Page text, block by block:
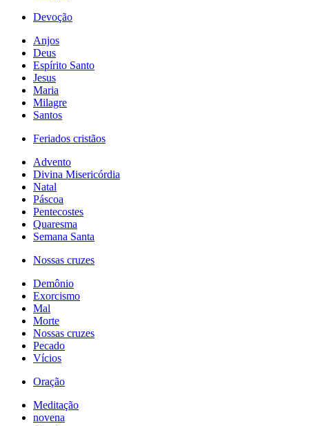
Devoção
Anjos
Deus
Espírito Santo
Jesus
Maria
Milagre
Santos
Feriados cristãos
Advento
Divina Misericórdia
Natal
Páscoa
Pentecostes
Quaresma
Semana Santa
Nossas cruzes
Demônio
Exorcismo
Mal
Morte
Nossas cruzes
Pecado
Vícios
Oração
Meditação
novena